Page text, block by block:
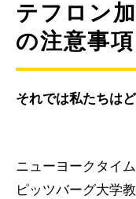
テフロン
の注意事項
それでは私たちは
ニューヨークタイ
ピッツバーグ大学